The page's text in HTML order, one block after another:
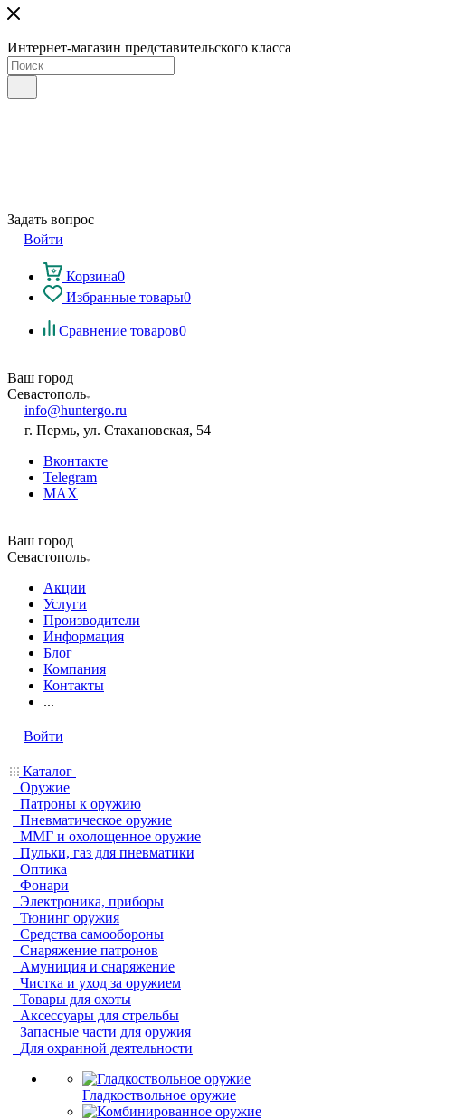
Интернет-магазин представительского класса
Задать вопрос
Войти
Корзина0
Избранные товары0
Сравнение товаров0
Ваш город
Севастополь
info@huntergo.ru
г. Пермь, ул. Стахановская, 54
Вконтакте
Telegram
MAX
Ваш город
Севастополь
Акции
Услуги
Производители
Информация
Блог
Компания
Контакты
...
Войти
Каталог
Оружие
Патроны к оружию
Пневматическое оружие
ММГ и охолощенное оружие
Пульки, газ для пневматики
Оптика
Фонари
Электроника, приборы
Тюнинг оружия
Средства самообороны
Снаряжение патронов
Амуниция и снаряжение
Чистка и уход за оружием
Товары для охоты
Аксессуары для стрельбы
Запасные части для оружия
Для охранной деятельности
Гладкоствольное оружие